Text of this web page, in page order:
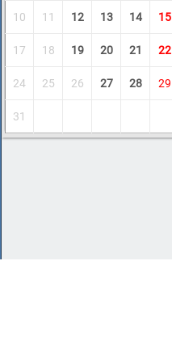
10 11 12 13 14 15
17 18 19 20 21 22
24 25 26 27 28 29
31